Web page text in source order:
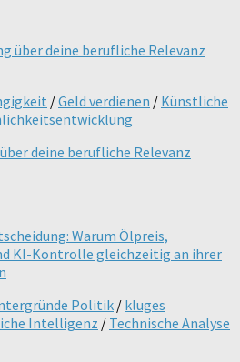
/Geld verdienen / Künstliche
deine berufliche Relevanz
Politik/ kluges
Intelligenz / Technische Analyse